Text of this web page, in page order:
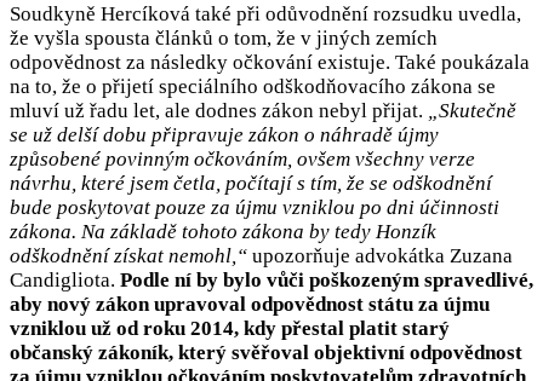
Soudkyně Hercíková také při odůvodnění rozsudku uvedla,
že vyšla spousta článků o tom, že v jiných zemích
odpovědnost za následky očkování existuje. Také poukázala
na to, že o přijetí speciálního odškodňovacího zákona se
mluví už řadu let, ale dodnes zákon nebyl přijat.
„Skutečně
se už delší dobu připravuje zákon o náhradě újmy
způsobené povinným očkováním, ovšem všechny verze
návrhu, které jsem četla, počítají s tím, že se odškodnění
bude poskytovat pouze za újmu vzniklou po dni účinnosti
zákona. Na základě tohoto zákona by tedy Honzík
odškodnění získat nemohl,“ upozorňuje advokátka Zuzana
Candigliota. Podle ní by bylo vůči poškozeným spravedlivé,
aby nový zákon upravoval odpovědnost státu za újmu
vzniklou už od roku 2014, kdy přestal platit starý
občanský zákoník, který svěřoval objektivní odpovědnost
za újmu vzniklou očkováním poskytovatelům zdravotních